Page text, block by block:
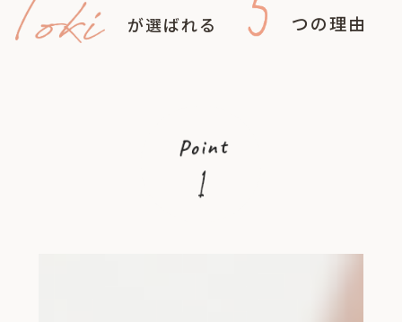
が選ばれる つの理由